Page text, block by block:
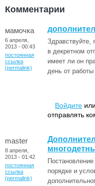
Комментарии
мамочка
6 апреля,
2013 - 00:43
постоянная
ссылка
(permalink)
Здравствуйте,
в декретном
имеет ли он
день от
Войдите или
отправлять
master
8 апреля,
2013 - 01:42
постоянная
ссылка
(permalink)
порядке и